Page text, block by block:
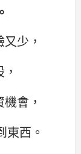
少，
會，
東西。